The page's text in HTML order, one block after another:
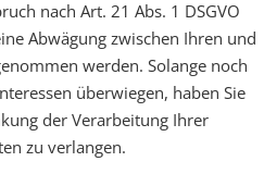
nach Art. 21 Abs. 1 DSGVO
Abwägung zwischen Ihren und
werden. Solange noch
überwiegen, haben Sie
der Verarbeitung Ihrer
zu verlangen.